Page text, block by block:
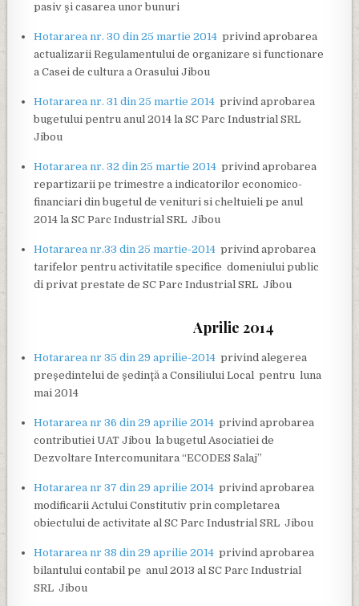
pasiv şi casarea unor bunuri
Hotararea nr. 30 din 25 martie 2014 privind aprobarea
actualizarii Regulamentului de organizare si functionare
a Casei de cultura a Orasului Jibou
Hotararea nr. 31 din 25 martie 2014 privind aprobarea
bugetului pentru anul 2014 la SC Parc Industrial SRL
Jibou
Hotararea nr. 32 din 25 martie 2014privind aprobarea
repartizarii pe trimestre a indicatorilor economico-
financiari din bugetul de venituri si cheltuieli pe anul
2014 la SC Parc Industrial SRL Jibou
Hotararea nr.33 din 25 martie-2014privind aprobarea
tarifelor pentru activitatile specifice domeniului public
di privat prestate de SC Parc Industrial SRL Jibou
Aprilie 2014
Hotararea nr 35 din 29 aprilie-2014 privind alegerea
preşedintelui de şedinţă a Consiliului Local pentru luna
mai 2014
Hotararea nr 36 din 29 aprilie 2014 privind aprobarea
contributiei UAT Jibou la bugetul Asociatiei de
Dezvoltare Intercomunitara “ECODES Salaj”
Hotararea nr 37 din 29 aprilie 2014 privind aprobarea
modificarii Actului Constitutiv prin completarea
obiectului de activitate al SC Parc Industrial SRL Jibou
Hotararea nr 38 din 29 aprilie 2014 privind aprobarea
bilantului contabil pe anul 2013 al SC Parc Industrial
SRL Jibou